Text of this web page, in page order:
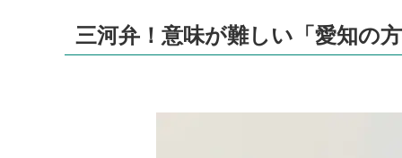
三河弁！意味が難しい「愛知の